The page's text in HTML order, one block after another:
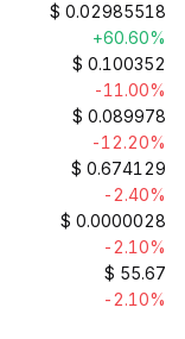
$ 0.02985518
+60.60%
$ 0.100352
-11.00%
$ 0.089978
-12.20%
$ 0.674129
-2.40%
$ 0.0000028
-2.10%
$ 55.67
-2.10%